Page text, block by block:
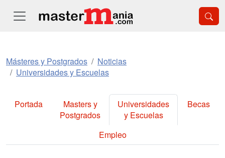
Másteres y Postgrados
Noticias
Universidades y Escuelas
Portada
Masters y
Postgrados
Universidades
y Escuelas
Becas
Empleo